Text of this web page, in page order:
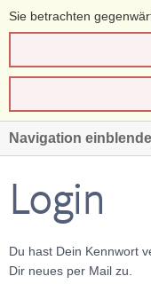
Sie betrachten
Navigation
Login
Du hast Dein Kennwort
Dir neues per Mail zu.